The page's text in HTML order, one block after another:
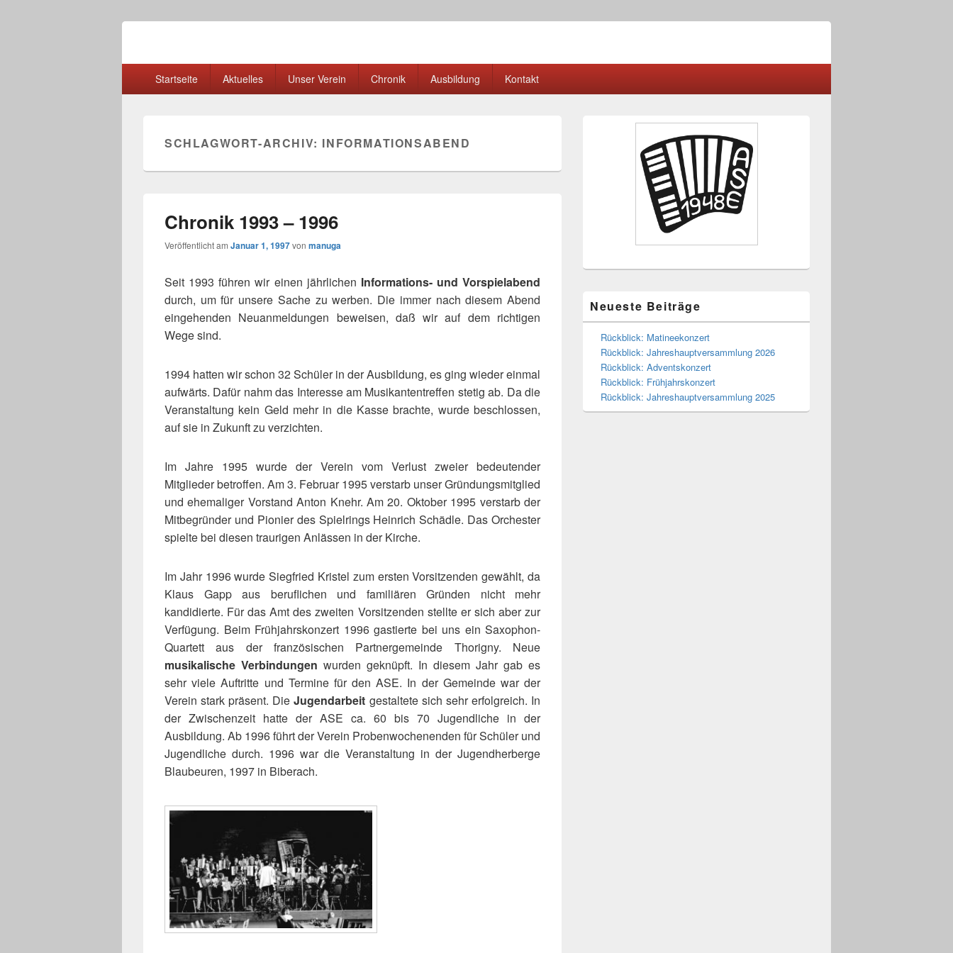
Akkordeon-Spielring Erbach e.V.
Startseite Aktuelles Unser Verein Chronik Ausbildung Kontakt
SCHLAGWORT-ARCHIV: INFORMATIONSABEND
Chronik 1993 – 1996
Veröffentlicht am Januar 1, 1997von manuga
Seit 1993 führen wir einen jährlichen Informations- und Vorspielabend
durch, um für unsere Sache zu werben. Die immer nach diesem Abend
eingehenden Neuanmeldungen beweisen, daß wir auf dem richtigen
Wege sind.
1994 hatten wir schon 32 Schülerin der Ausbildung, es ging wieder einmal
aufwärts. Dafür nahm das Interesse am Musikantentreffen stetig ab. Da die
Veranstaltung kein Geld mehr in die Kasse brachte, wurde beschlossen,
auf sie in Zukunft zu verzichten.
Im Jahre 1995 wurde der Verein vom Verlust zweier bedeutender
Mitglieder betroffen. Am 3. Februar 1995 verstarb unser Gründungsmitglied
und ehemaliger Vorstand Anton Knehr. Am 20. Oktober 1995 verstarb der
Mitbegründer und Pionier des Spielrings Heinrich Schädle. Das Orchester
spielte bei diesen traurigen Anlässen in der Kirche.
Im Jahr 1996 wurde Siegfried Kristel zum ersten Vorsitzenden gewählt, da
Klaus Gapp aus beruflichen und familiären Gründen nicht mehr
kandidierte. Für das Amt des zweiten Vorsitzenden stellte er sich aber zur
Verfügung. Beim Frühjahrskonzert 1996 gastierte bei uns ein Saxophon-
Quartett aus der französischen Partnergemeinde Thorigny. Neue
musikalische Verbindungen wurden geknüpft. In diesem Jahr gab es
sehr viele Auftritte und Termine für den ASE. In der Gemeinde war der
Verein stark präsent. DieJugendarbeit gestaltete sich sehr erfolgreich. In
der Zwischenzeit hatte der ASE ca. 60 bis 70 Jugendliche in der
Ausbildung. Ab 1996 führt der Verein Probenwochenenden für Schüler und
Jugendliche durch. 1996 war die Veranstaltung in der Jugendherberge
Blaubeuren, 1997 in Biberach.
Neueste Beiträge
Rückblick: Matineekonzert
Rückblick: Jahreshauptversammlung 2026
Rückblick: Adventskonzert
Rückblick: Frühjahrskonzert
Rückblick: Jahreshauptversammlung 2025